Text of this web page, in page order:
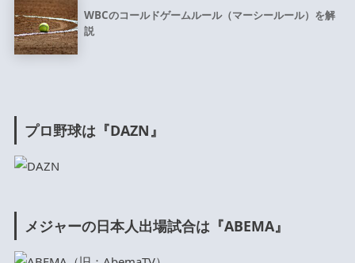
WBCのコールドゲームルール（マーシールール）を解
説
プロ野球は『DAZN』
メジャーの日本人出場試合は『ABEMA』